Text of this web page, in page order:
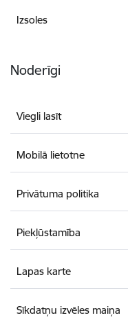
Izsoles
Noderīgi
Viegli lasīt
Mobilā lietotne
Privātuma politika
Piekļūstamība
Lapas karte
Sīkdatņu izvēles maiņa